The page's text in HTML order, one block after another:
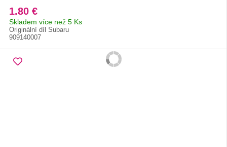
1.80 €
Skladem více než 5 Ks
Originální díl Subaru
909140007